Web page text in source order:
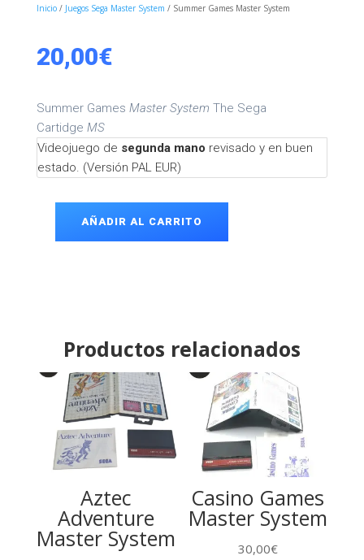
Inicio/ Juegos Sega Master System / Summer Games Master System
20,00€
Summer Games Master System The Sega
Cartidge MS
Videojuego de segunda mano revisado y en buen
estado. (Versión PAL EUR)
Games
AÑADIR AL CARRITO
Productos relacionados
Aztec
Adventure
Master System
Casino Games
Master System
30,00€